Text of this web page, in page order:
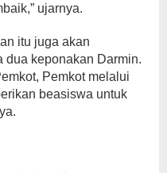
ujarnya.
itu juga akan
dua keponakan Darmin.
Pemkot melalui
beasiswa untuk